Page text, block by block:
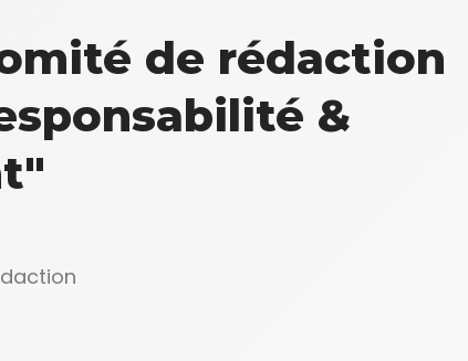
de rédaction
&